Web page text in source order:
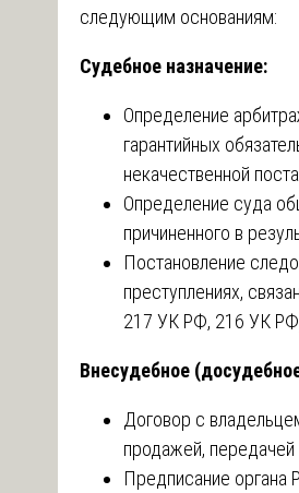
следующим основаниям:
Судебное назначение:
Определение
гарантийных
некачественной
Определение суда
причиненного в
Постановление
преступлениях,
217 УК РФ, 216 УК
Внесудебное
Договор с
продажей, передачей
Предписание органа